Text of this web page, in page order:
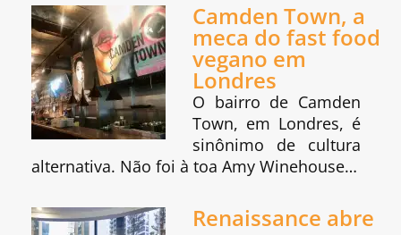
Camden Town, a
meca do fast food
vegano em
Londres
O bairro de Camden
Town, em Londres, é
sinônimo de cultura
alternativa. Não foi à toa Amy Winehouse…
Renaissance abre